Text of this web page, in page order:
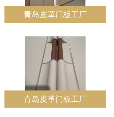
青岛皮革门板工厂
青岛皮革门板工厂